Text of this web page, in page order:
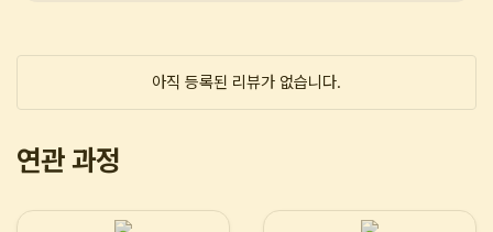
아직 등록된 리뷰가 없습니다.
연관 과정